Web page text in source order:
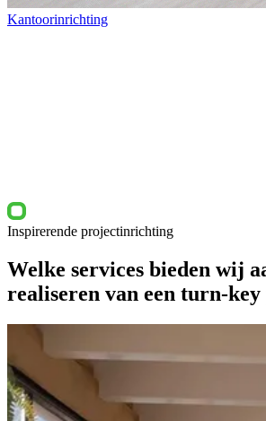
Kantoorinrichting
Inspirerende projectinrichting
Welke services bieden wij
realiseren van een turn-